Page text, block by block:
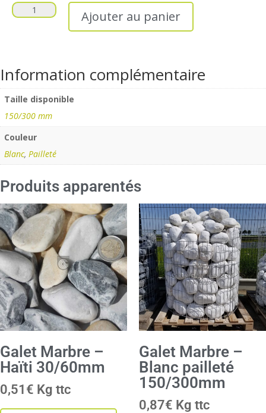
Ajouter au panier
Information complémentaire
Taille disponible
150/300 mm
Couleur
Blanc, Pailleté
Produits apparentés
Galet Marbre –
Haïti 30/60mm
0,51€ Kg
Galet Marbre –
Blanc pailleté
150/300mm
0,87€ Kg